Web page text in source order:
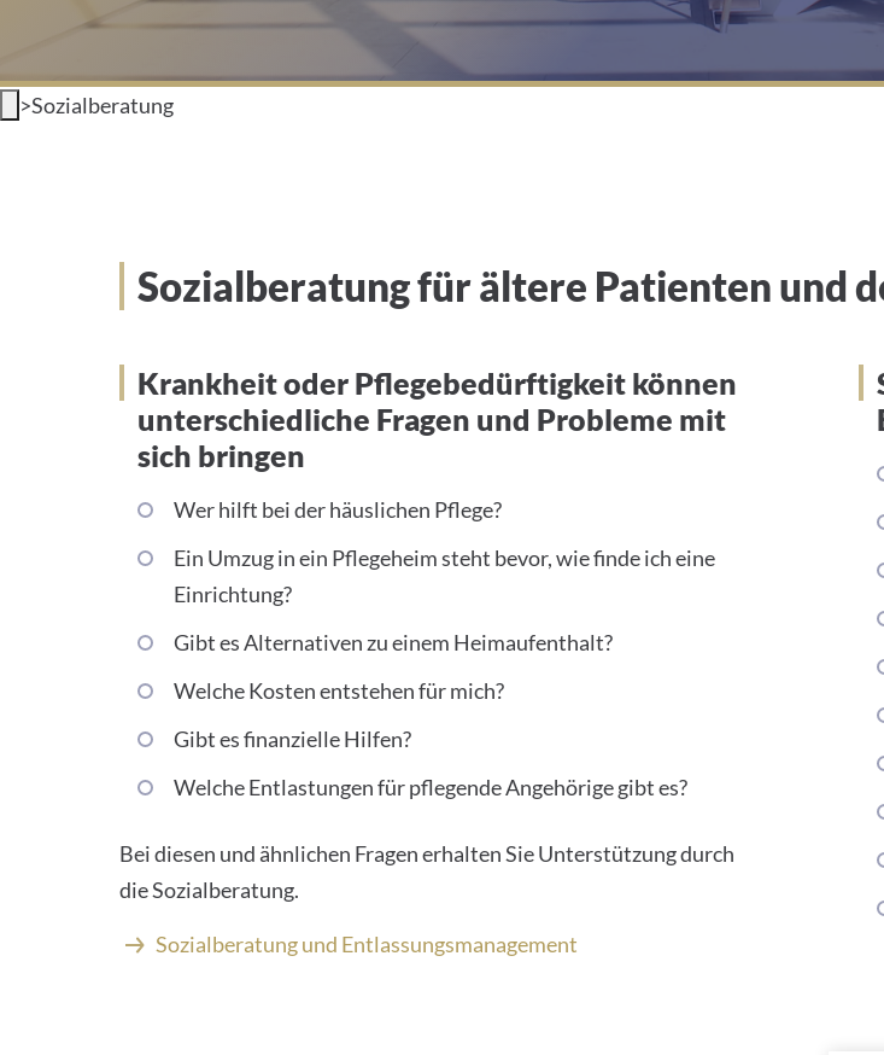
>Sozialberatung
Sozialberatung für ältere Patienten und
Krankheit oder Pflegebedürftigkeit können
unterschiedliche Fragen und Probleme mit
sich bringen
Wer hilft bei der häuslichen Pflege?
Ein Umzug in ein Pflegeheim steht bevor, wie finde ich eine
Einrichtung?
Gibt es Alternativen zu einem Heimaufenthalt?
Welche Kosten entstehen für mich?
Gibt es finanzielle Hilfen?
Welche Entlastungen für pflegende Angehörige gibt es?
Bei diesen und ähnlichen Fragen erhalten Sie Unterstützung durch
die Sozialberatung.
Sozialberatung und Entlassungsmanagement